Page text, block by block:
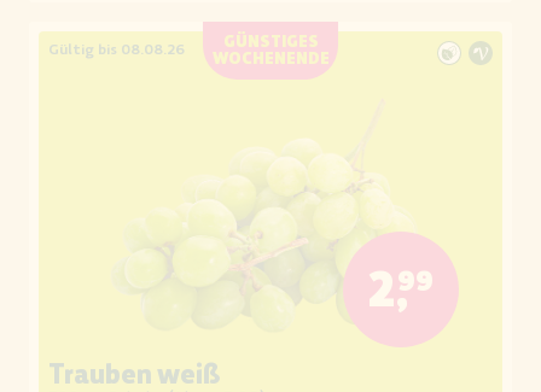
GÜNSTIGES
WOCHENENDE
Gültig bis 08.08.26
2,99
Trauben weiß